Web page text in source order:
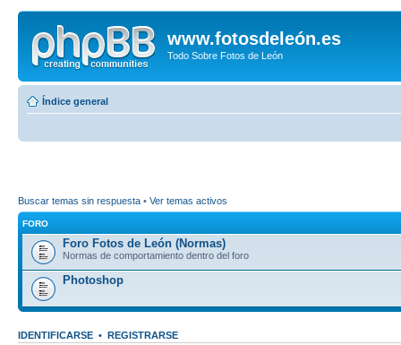
www.fotosdeleón.es
Todo Sobre Fotos de León
Índice general
Buscar temas sin respuesta • Ver temas activos
FORO
Foro Fotos de León (Normas)
Normas de comportamiento dentro del foro
Photoshop
IDENTIFICARSE • REGISTRARSE